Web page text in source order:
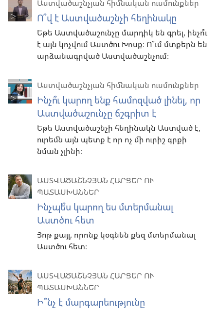
Աստվածաշնչյան հիմնական ուսմունքներ
Ո՞վ է Աստվածաշնչի հեղինակը
Եթե Աստվածաշունչը մարդիկ են գրել, ինչո՞ւ
է այն կոչվում Աստծու Խոսք։ Ո՞ւմ մտքերն են
արձանագրված Աստվածաշնչում։
Աստվածաշնչյան հիմնական ուսմունքներ
Ինչո՞ւ կարող ենք համոզված լինել, որ
Աստվածաշունչը ճշգրիտ է
Եթե Աստվածաշնչի հեղինակն Աստված է,
ուրեմն այն պետք է որ ոչ մի ուրիշ գրքի
նման չլինի։
ԱՍՏՎԱԾԱՇՆՉՅԱՆ ՀԱՐՑԵՐ ՈՒ
ՊԱՏԱՍԽԱՆՆԵՐ
Ինչպե՞ս կարող ես մտերմանալ
Աստծու հետ
Յոթ քայլ, որոնք կօգնեն քեզ մտերմանալ
Աստծու հետ։
ԱՍՏՎԱԾԱՇՆՉՅԱՆ ՀԱՐՑԵՐ ՈՒ
ՊԱՏԱՍԽԱՆՆԵՐ
Ի՞նչ է մարգարեությունը